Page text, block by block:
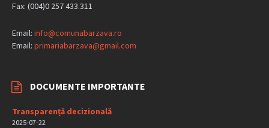
Fax: (004)0 257 433.311
Email: info@comunabarzava.ro
Email: primariabarzava@gmail.com
DOCUMENTE IMPORTANTE
Transparență decizională
2025-07-22